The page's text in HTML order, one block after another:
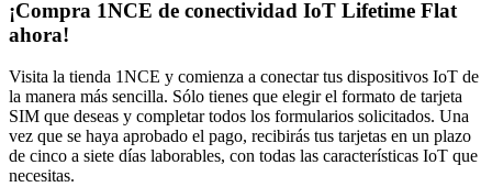
¡Compra 1NCE de conectividad IoT Lifetime Flat
ahora!
Visita la tienda 1NCE y comienza a conectar tus dispositivos IoT de
la manera más sencilla. Sólo tienes que elegir el formato de tarjeta
SIM que deseas y completar todos los formularios solicitados. Una
vez que se haya aprobado el pago, recibirás tus tarjetas en un plazo
de cinco a siete días laborables, con todas las características IoT que
necesitas.